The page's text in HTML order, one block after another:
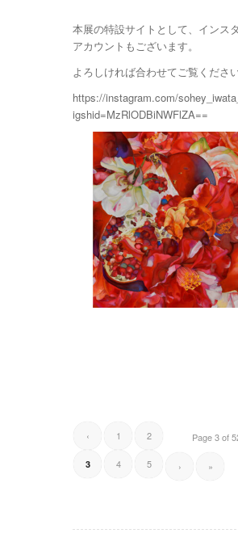
本展の特設サイトとして、インス
アカウントもございます。
よろしければ合わせてご覧ください
https://instagram.com/
igshid=MzRlODBiNWFlZA==
Page 3 of
‹ 1 2
3 4 5 › »